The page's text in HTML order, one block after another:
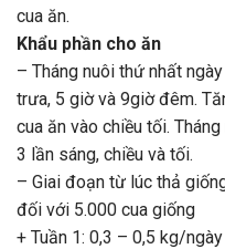
cua ăn.
Khẩu phần cho ăn
– Tháng nuôi thứ nhất
trưa, 5 giờ và 9giờ đêm.
cua ăn vào chiều tối.
3 lần sáng, chiều và tối.
– Giai đoạn từ lúc thả
đối với 5.000 cua giống
+ Tuần 1: 0,3 – 0,5 kg/ngày